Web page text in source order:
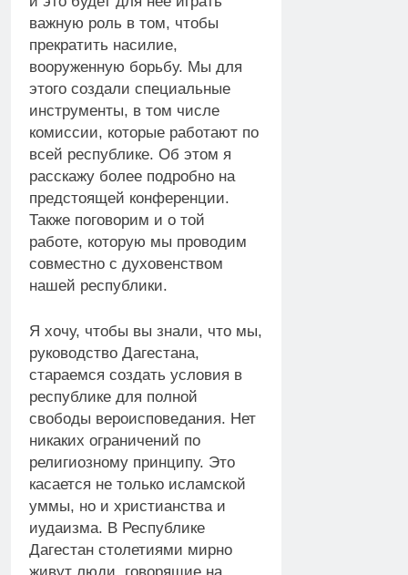
важную роль в том, чтобы
прекратить насилие,
вооруженную борьбу. Мы для
этого создали специальные
инструменты, в том числе
комиссии, которые работают по
всей республике. Об этом я
расскажу более подробно на
предстоящей конференции.
Также поговорим и о той
работе, которую мы проводим
совместно с духовенством
нашей республики.
Я хочу, чтобы вы знали, что мы,
руководство Дагестана,
стараемся создать условия в
республике для полной
свободы вероисповедания. Нет
никаких ограничений по
религиозному принципу. Это
касается не только исламской
уммы, но и христианства и
иудаизма. В Республике
Дагестан столетиями мирно